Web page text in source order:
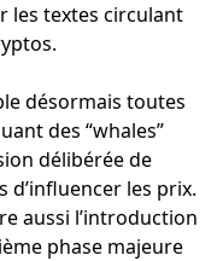
les textes circulant
désormais toutes
des “whales”
délibérée de
les prix.
aussi l’introduction
phase majeure